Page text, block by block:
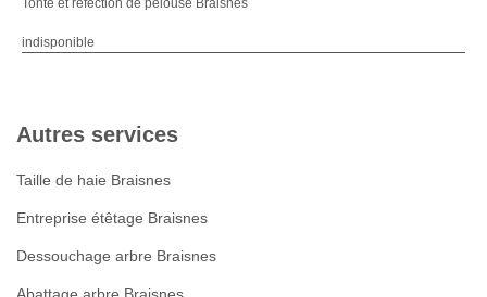
Tonte et refection de pelouse Braisnes
indisponible
Autres services
Taille de haie Braisnes
Entreprise étêtage Braisnes
Dessouchage arbre Braisnes